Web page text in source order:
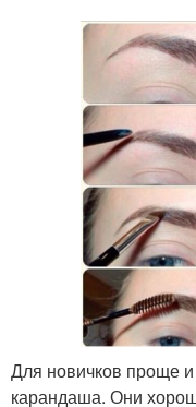
Для новичков проще и
карандаша. Они